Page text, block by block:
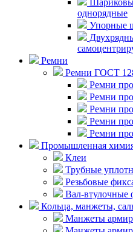
однорядные
Упорные
Ремни
Ремни ГОСТ
Ремни
Ремни
Ремни
Ремни
Ремни
Промышленная
Клеи
Трубные
Резьбовые
Вал-втулочные
Кольца, манжеты,
Манжеты